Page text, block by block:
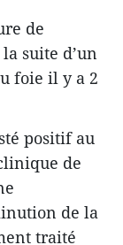
de
suite d’un
foie il y a 2
positif au
de
de la
traité